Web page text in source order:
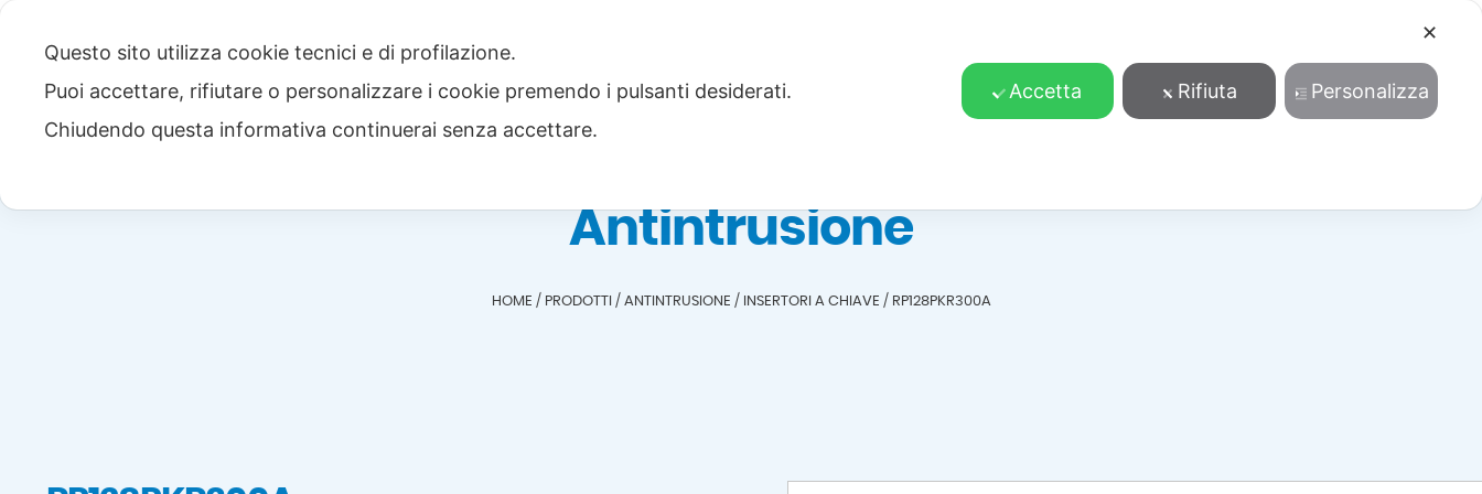
Download Cosa facciamo Contatti Accedi/Registrati
Antintrusione
HOME / PRODOTTI / ANTINTRUSIONE / INSERTORI A CHIAVE / RP128PKR300A
✕
Questo sito utilizza cookie tecnici e di profilazione.
Puoi accettare, rifiutare o personalizzare i cookie premendo i pulsanti desiderati.
Chiudendo questa informativa continuerai senza accettare.
Accetta Rifiuta Personalizza